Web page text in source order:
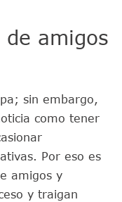
amigos
sin embargo,
como tener
Por eso es
amigos y
y traigan